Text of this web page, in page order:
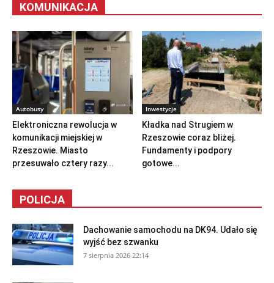
KOMUNIKACJA
Autobusy
Elektroniczna rewolucja w
komunikacji miejskiej w
Rzeszowie. Miasto
przesuwało cztery razy...
Inwestycje
Kładka nad Strugiem w
Rzeszowie coraz bliżej.
Fundamenty i podpory
gotowe...
POLICJA
Dachowanie samochodu na DK94. Udało się
wyjść bez szwanku
7 sierpnia 2026 22:14